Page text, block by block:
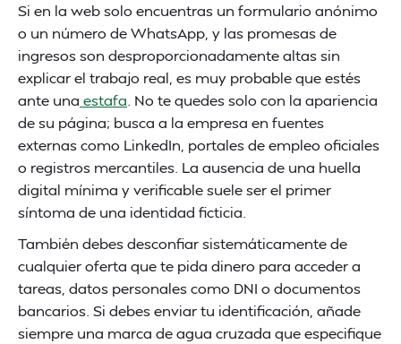
Si en la web solo encuentras un formulario anónimo
o un número de WhatsApp, y las promesas de
ingresos son desproporcionadamente altas sin
explicar el trabajo real, es muy probable que estés
ante una estafa . No te quedes solo con la apariencia
de su página; busca a la empresa en fuentes
externas como LinkedIn, portales de empleo oficiales
o registros mercantiles. La ausencia de una huella
digital mínima y verificable suele ser el primer
síntoma de una identidad ficticia.
También debes desconfiar sistemáticamente de
cualquier oferta que te pida dinero para acceder a
tareas, datos personales como DNI o documentos
bancarios. Si debes enviar tu identificación, añade
siempre una marca de agua cruzada que especifique